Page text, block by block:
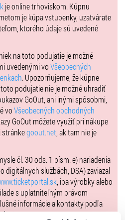
je online trhoviskom. Kúpnu
je kúpa vstupenky, uzatvárate
ktorého údaje sú uvedené
na toto podujatie je možné
uvedenými voVšeobecných
. Upozorňujeme, že kúpne
podujatie nie je možné uhradiť
GoOut, ani inými spôsobmi,
voVšeobecných obchodných
GoOut môžete využiť pri nákupe
stránkegoout.net , ak tam nie je
čl. 30 ods. 1 písm. e) nariadenia
digitálnych službách, DSA) zaviazal
, iba výrobky alebo
s uplatniteľným právom
informácie a kontakty podľa
tu.